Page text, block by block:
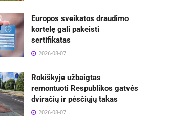
Europos sveikatos draudimo
kortelę gali pakeisti
sertifikatas
2026-08-07
Rokiškyje užbaigtas
remontuoti Respublikos gatvės
dviračių ir pėsčiųjų takas
2026-08-07